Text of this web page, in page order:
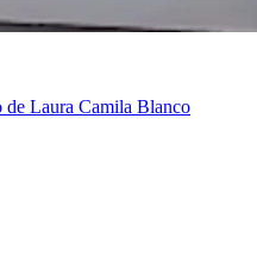
de Laura Camila Blanco